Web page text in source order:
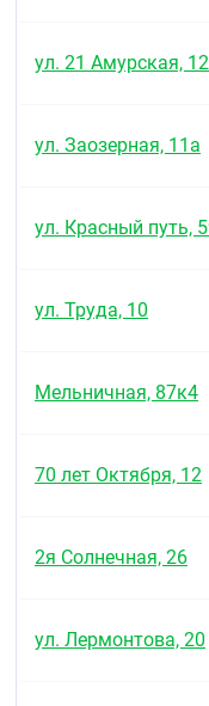
4 года. Не
годности.
Без рецепта.
ул. 21 Амурская, 12
ул. Заозерная, 11а
ул. Красный путь,
ул. Труда, 10
Мельничная, 87к4
70 лет Октября, 12
2я Солнечная, 26
ул. Лермонтова, 20